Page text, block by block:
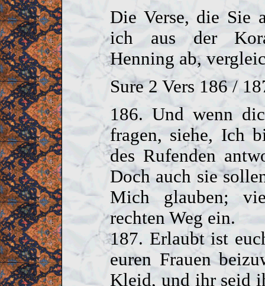
Die Verse, die Sie
ich aus der
Henning ab,
Sure 2 Vers 186 /
186. Und wenn
fragen, siehe, Ich
des Rufenden
Doch auch sie
Mich glauben;
rechten Weg ein.
187. Erlaubt ist
euren Frauen
Kleid, und ihr seid